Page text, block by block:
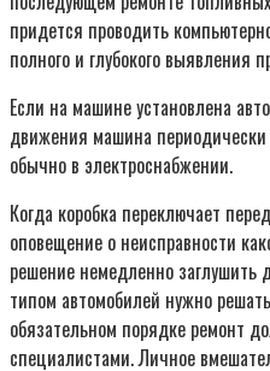
придется проводить
полного и глубокого выявления
Если на машине установлена
движения машина периодически
обычно в электроснабжении.
Когда коробка переключает
оповещение о неисправности
решение немедленно заглушить
типом автомобилей нужно
обязательном порядке ремонт
специалистами. Личное